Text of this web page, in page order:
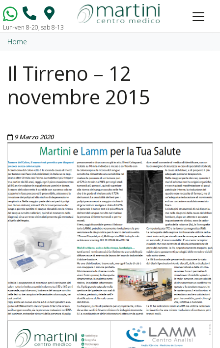
Vai al contenuto
Lun-ven 8-20, sab 8-13
Home
Il Tirreno – 12
novembre 2015
Pubblicato il
9 Marzo 2020